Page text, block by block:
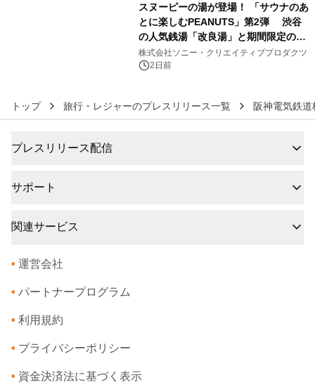
スヌーピーの湯が登場！ 「サウナのあ
とに楽しむPEANUTS」第2弾 渋谷
の人気銭湯「改良湯」と期間限定のコ
ラボレーション サウナイキタイコラ
ボグッズも発売決定！
株式会社ソニー・クリエイティブプロダクツ
2日前
トップ 旅行・レジャーのプレスリリース一覧 阪神電気鉄道
プレスリリース配信
サポート
関連サービス
• 運営会社
• パートナープログラム
• 利用規約
• プライバシーポリシー
• 資金決済法に基づく表示